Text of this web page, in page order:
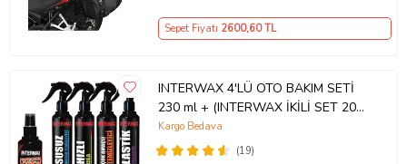
Sepet Fiyatı 2600,60 TL
INTERWAX 4'LÜ OTO BAKIM SETİ
230 ml + (INTERWAX İKİLİ SET 200
ml HEDİYE)
(19)
Kargo Bedava